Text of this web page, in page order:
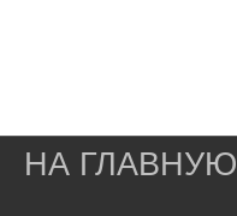
НА ГЛАВНУЮ